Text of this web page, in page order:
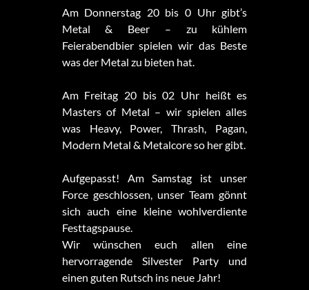
Am Donnerstag 20 bis 0 Uhr gibt’s
Metal & Beer – zu kühlem
Feierabendbier spielen wir das Beste
was der Metal zu bieten hat.
Am Freitag 20 bis 02 Uhr heißt es
Masters of Metal – wir spielen alles
was Heavy, Power, Thrash, Pagan,
Modern Metal & Metalcore so her gibt.
Aufgepasst! Am Samstag ist unser
Force geschlossen, unser Team gönnt
sich auch eine kleine wohlverdiente
Festtagspause.
Wir wünschen euch allen eine
hervorragende Silvester Party und
einen guten Rutsch ins neue Jahr!